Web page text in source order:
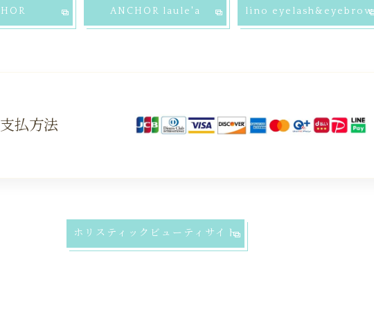
ANCHOR laule'a lino eyelash&eyebrow
払方法
ホリスティックビューティサイト